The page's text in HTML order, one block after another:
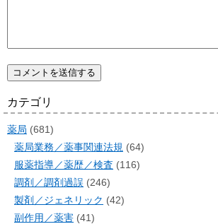
カテゴリ
薬局 (681)
薬局業務／薬事関連法規 (64)
服薬指導／薬歴／検査 (116)
調剤／調剤過誤 (246)
製剤／ジェネリック (42)
副作用／薬害 (41)